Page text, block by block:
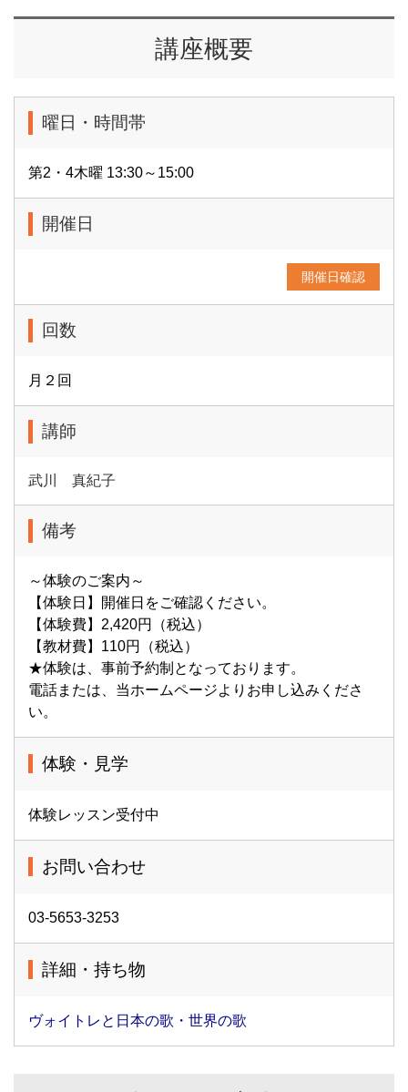
講座概要
曜日・時間帯
第2・4木曜 13:30～15:00
開催日
開催日確認
回数
月２回
講師
武川 真紀子
備考
～体験のご案内～
【体験日】開催日をご確認ください。
【体験費】2,420円（税込）
【教材費】110円（税込）
★体験は、事前予約制となっております。
電話または、当ホームページよりお申し込みくださ
い。
体験・見学
体験レッスン受付中
お問い合わせ
03-5653-3253
詳細・持ち物
ヴォイトレと日本の歌・世界の歌